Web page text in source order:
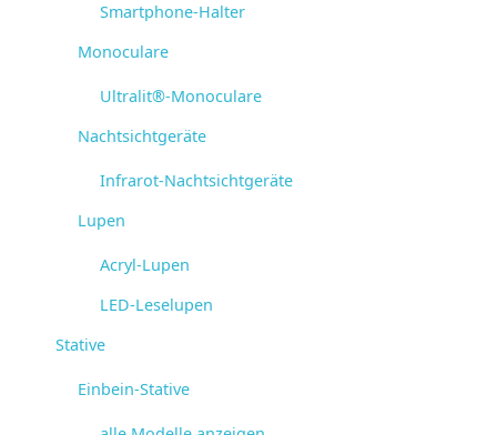
Smartphone-Halter
Monoculare
Ultralit®-Monoculare
Nachtsichtgeräte
Infrarot-Nachtsichtgeräte
Lupen
Acryl-Lupen
LED-Leselupen
Stative
Einbein-Stative